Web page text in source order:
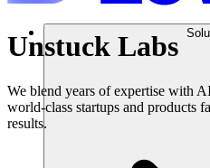
Unstuck Labs
We blend years of expertise with
world-class startups and products
results.